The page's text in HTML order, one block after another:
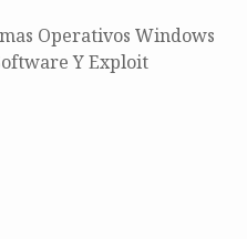
Operativos Windows
Y Exploit